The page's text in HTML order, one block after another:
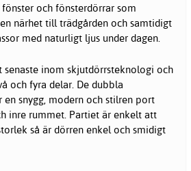
fönster och fönsterdörrar som
närhet till trädgården och samtidigt
med naturligt ljus under dagen.
senaste inom skjutdörrsteknologi och
och fyra delar. De dubbla
en snygg, modern och stilren port
inre rummet. Partiet är enkelt att
så är dörren enkel och smidigt